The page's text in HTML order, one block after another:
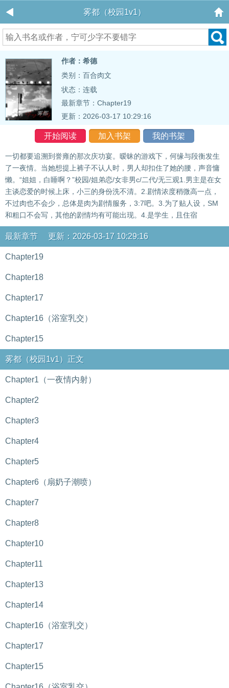
雾都（校园1v1）
作者：希德
类别：百合肉文
状态：连载
最新章节： Chapter19
更新：2026-03-17 10:29:16
开始阅读 加入书架 我的书架
一切都要追溯到誉雍的那次庆功宴。暧昧的游戏下，何缘与段衡发生
了一夜情。当她想提上裤子不认人时，男人却扣住了她的腰，声音慵
懒。“姐姐，白睡啊？”校园/姐弟恋/女非男c/二代/无三观1.男主是在女
主谈恋爱的时候上床，小三的身份洗不清。2.剧情浓度稍微高一点，
不过肉也不会少，总体是肉为剧情服务，3:7吧。3.为了贴人设，SM
和粗口不会写，其他的剧情均有可能出现。4.是学生，且住宿
最新章节 更新：2026-03-17 10:29:16
Chapter19
Chapter18
Chapter17
Chapter16（浴室乳交）
Chapter15
雾都（校园1v1）正文
Chapter1（一夜情内射）
Chapter2
Chapter3
Chapter4
Chapter5
Chapter6（扇奶子潮喷）
Chapter7
Chapter8
Chapter10
Chapter11
Chapter13
Chapter14
Chapter16（浴室乳交）
Chapter17
Chapter15